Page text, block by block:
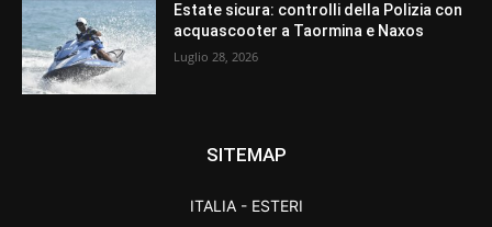
Estate sicura: controlli della Polizia con
acquascooter a Taormina e Naxos
Luglio 28, 2026
SITEMAP
ITALIA - ESTERI